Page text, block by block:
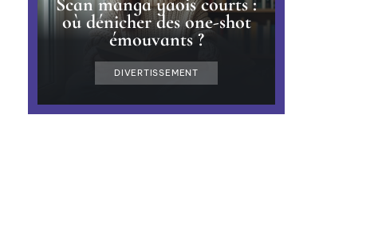
Scan manga yaois courts :
où dénicher des one-shot
émouvants ?
DIVERTISSEMENT